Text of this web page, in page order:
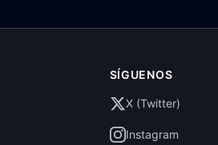
SÍGUENOS
X (Twitter)
Instagram